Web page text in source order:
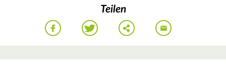
Teilen